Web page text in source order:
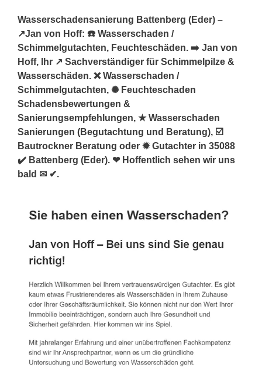
Wasserschadensanierung Battenberg (Eder) –
↗️Jan von Hoff: ☎️ Wasserschaden /
Schimmelgutachten, Feuchteschäden. ➡️ Jan von
Hoff, Ihr ↗️ Sachverständiger für Schimmelpilze &
Wasserschäden. ❌ Wasserschaden /
Schimmelgutachten, ✺ Feuchteschaden
Schadensbewertungen &
Sanierungsempfehlungen, ★ Wasserschaden
Sanierungen (Begutachtung und Beratung), ☑️
Bautrockner Beratung oder ✹ Gutachter in 35088
✔️ Battenberg (Eder). ❤ Hoffentlich sehen wir uns
bald ✉ ✔.